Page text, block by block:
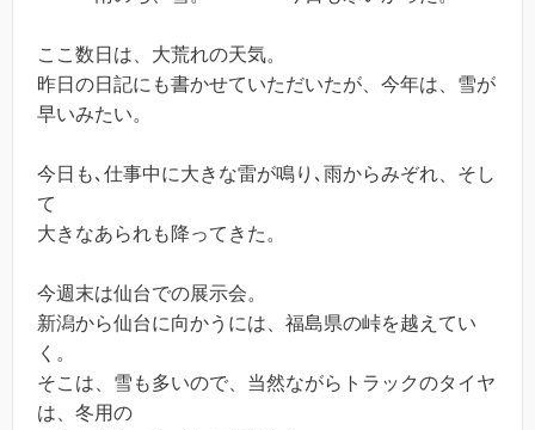
ここ数日は、大荒れの天気。
昨日の日記にも書かせていただいたが、今年は、雪が
早いみたい。
今日も､仕事中に大きな雷が鳴り､雨からみぞれ、そし
て
大きなあられも降ってきた。
今週末は仙台での展示会。
新潟から仙台に向かうには、福島県の峠を越えてい
く。
そこは、雪も多いので、当然ながらトラックのタイヤ
は、冬用の